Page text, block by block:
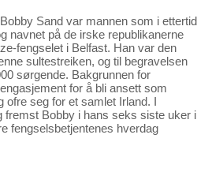
Sand var mannen som i ettertid
navnet på de irske republikanerne
fengselet i Belfast. Han var den
sultestreiken, og til begravelsen
sørgende. Bakgrunnen for
for å bli ansett som
ofre seg for et samlet Irland. I
fremst Bobby i hans seks siste uker i
fengselsbetjentenes hverdag